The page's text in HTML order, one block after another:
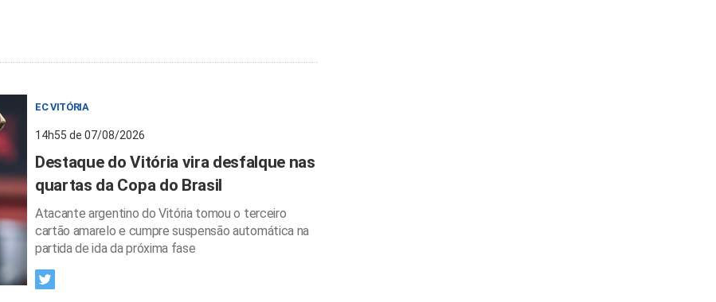
EC VITÓRIA
14h55 de 07/08/2026
Destaque do Vitória vira desfalque nas
quartas da Copa do Brasil
Atacante argentino do Vitória tomou o terceiro
cartão amarelo e cumpre suspensão automática na
partida de ida da próxima fase